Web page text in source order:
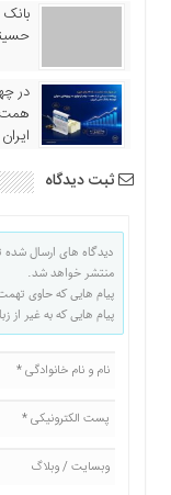
همت
ایران
ثبت دیدگاه
دیدگاه های ارسال
منتشر خواهد شد.
پیام هایی که حاوی
پیام هایی که به غیر از